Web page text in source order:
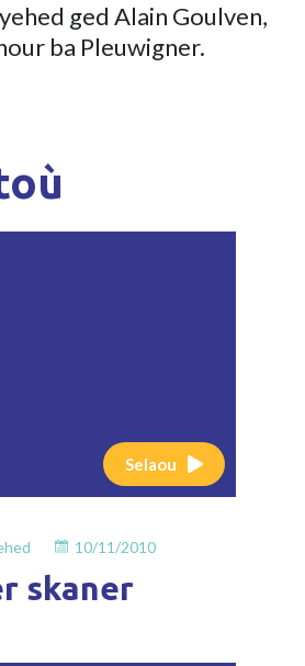
ged Alain Goulven,
ba Pleuwigner.
Selaou
10/11/2010
skaner